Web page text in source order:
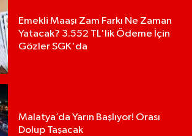
Emekli Maaşı Zam Farkı Ne Zaman
Yatacak? 3.552 TL'lik Ödeme İçin
Gözler SGK'da
Malatya’da Yarın Başlıyor! Orası
Dolup Taşacak